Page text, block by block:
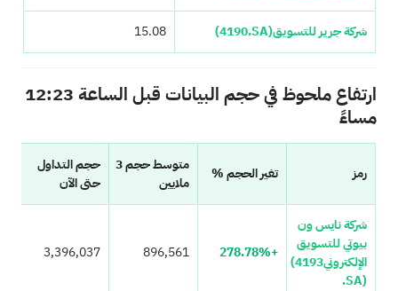
شركة جرير للتسويق(4190.SA)
15.08
ارتفاع ملحوظ في حجم البيانات قبل الساعة 12:23
مساءً
رمز تغير الحجم %
متوسط حجم 3
ملايين
حجم التداول
حتى الآن
شركة نايس ون
بيوتي للتسويق
الإلكتروني(4193
.SA)
+278.78%
896,561
3,396,037